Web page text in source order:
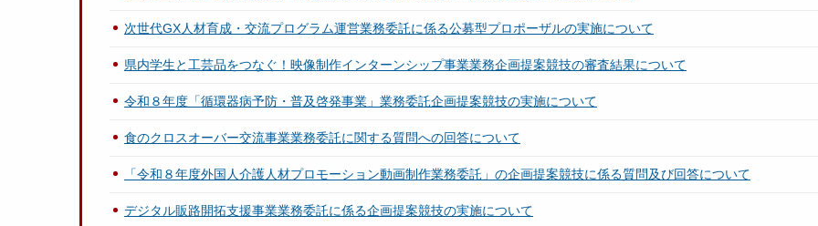
次世代GX人材育成・交流プログラム運営業務委託に係る公募型プロポーザルの実施について
県内学生と工芸品をつなぐ！映像制作インターンシップ事業業務企画提案競技の審査結果について
令和８年度「循環器病予防・普及啓発事業」業務委託企画提案競技の実施について
食のクロスオーバー交流事業業務委託に関する質問への回答について
「令和８年度外国人介護人材プロモーション動画制作業務委託」の企画提案競技に係る質問及び回答について
デジタル販路開拓支援事業業務委託に係る企画提案競技の実施について